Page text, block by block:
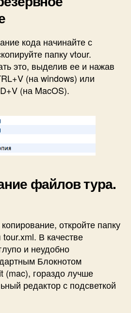
кода начинайте с
папку vtour.
это, выделив ее и нажав
(на windows) или
(на MacOS).
файлов тура.
откройте папку
В качестве
и неудобно
Блокнотом
(mac), гораздо лучше
редактор с подсветкой